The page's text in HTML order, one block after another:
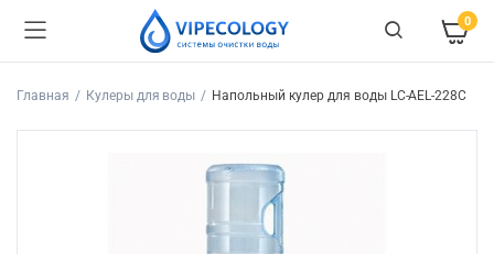
0
Главная Кулеры для воды Напольный кулер для воды LC-AEL-228С